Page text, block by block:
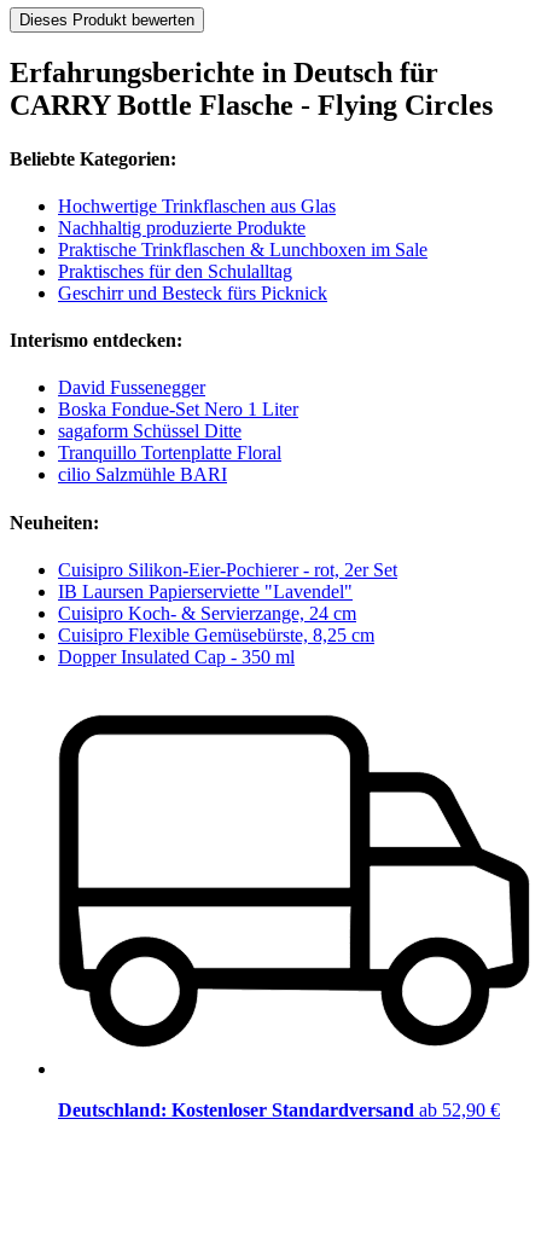
Dieses Produkt bewerten
Erfahrungsberichte in Deutsch für
CARRY Bottle Flasche - Flying Circles
Beliebte Kategorien:
Hochwertige Trinkflaschen aus Glas
Nachhaltig produzierte Produkte
Praktische Trinkflaschen & Lunchboxen im Sale
Praktisches für den Schulalltag
Geschirr und Besteck fürs Picknick
Interismo entdecken:
David Fussenegger
Boska Fondue-Set Nero 1 Liter
sagaform Schüssel Ditte
Tranquillo Tortenplatte Floral
cilio Salzmühle BARI
Neuheiten:
Cuisipro Silikon-Eier-Pochierer - rot, 2er Set
IB Laursen Papierserviette "Lavendel"
Cuisipro Koch- & Servierzange, 24 cm
Cuisipro Flexible Gemüsebürste, 8,25 cm
Dopper Insulated Cap - 350 ml
Deutschland: Kostenloser Standardversand ab 52,90 €